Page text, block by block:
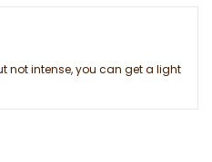
not intense, you can get a light